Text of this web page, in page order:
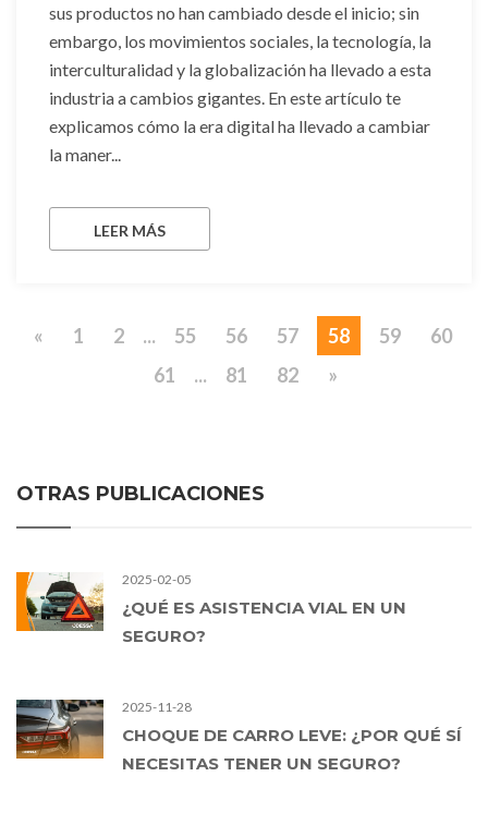
sus productos no han cambiado desde el inicio; sin
embargo, los movimientos sociales, la tecnología, la
interculturalidad y la globalización ha llevado a esta
industria a cambios gigantes. En este artículo te
explicamos cómo la era digital ha llevado a cambiar
la maner...
LEER MÁS
« 1 2 ... 55 56 57 58 59
60
61
... 81 82 »
OTRAS PUBLICACIONES
2025-02-05
¿QUÉ ES ASISTENCIA VIAL EN UN
SEGURO?
2025-11-28
CHOQUE DE CARRO LEVE: ¿POR QUÉ SÍ
NECESITAS TENER UN SEGURO?